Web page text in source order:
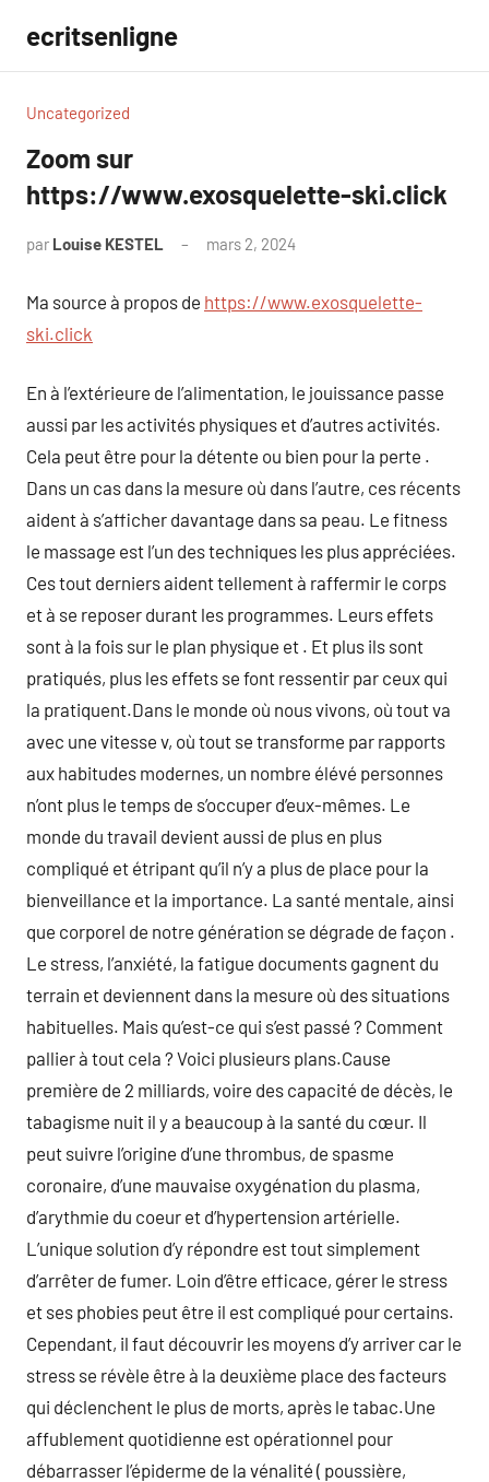
contenu
ecritsenligne
Uncategorized
Zoom sur
https://www.exosquelette-ski.click
par Louise KESTEL mars 2, 2024
Ma source à propos de https://www.exosquelette-
ski.click
En à l’extérieure de l’alimentation, le jouissance passe
aussi par les activités physiques et d’autres activités.
Cela peut être pour la détente ou bien pour la perte .
Dans un cas dans la mesure où dans l’autre, ces récents
aident à s’afficher davantage dans sa peau. Le fitness
le massage est l’un des techniques les plus appréciées.
Ces tout derniers aident tellement à raffermir le corps
et à se reposer durant les programmes. Leurs effets
sont à la fois sur le plan physique et . Et plus ils sont
pratiqués, plus les effets se font ressentir par ceux qui
la pratiquent.Dans le monde où nous vivons, où tout va
avec une vitesse v, où tout se transforme par rapports
aux habitudes modernes, un nombre élévé personnes
n’ont plus le temps de s’occuper d’eux-mêmes. Le
monde du travail devient aussi de plus en plus
compliqué et étripant qu’il n’y a plus de place pour la
bienveillance et la importance. La santé mentale, ainsi
que corporel de notre génération se dégrade de façon .
Le stress, l’anxiété, la fatigue documents gagnent du
terrain et deviennent dans la mesure où des situations
habituelles. Mais qu’est-ce qui s’est passé ? Comment
pallier à tout cela ? Voici plusieurs plans.Cause
première de 2 milliards, voire des capacité de décès, le
tabagisme nuit il y a beaucoup à la santé du cœur. Il
peut suivre l’origine d’une thrombus, de spasme
coronaire, d’une mauvaise oxygénation du plasma,
d’arythmie du coeur et d’hypertension artérielle.
L’unique solution d’y répondre est tout simplement
d’arrêter de fumer. Loin d’être efficace, gérer le stress
et ses phobies peut être il est compliqué pour certains.
Cependant, il faut découvrir les moyens d’y arriver car le
stress se révèle être à la deuxième place des facteurs
qui déclenchent le plus de morts, après le tabac.Une
affublement quotidienne est opérationnel pour
débarrasser l’épiderme de la vénalité ( poussière,